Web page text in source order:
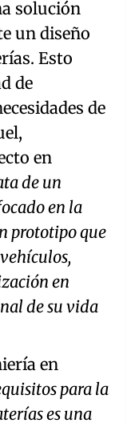
solución
un diseño
Esto
de
de
en
de un
en la
prototipo que
en
de su vida
en
para la
es una